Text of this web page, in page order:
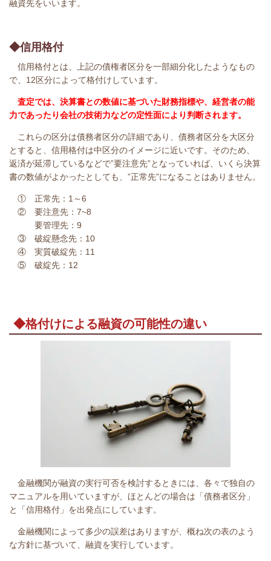
融資先をいいます。
◆信用格付
信用格付とは、上記の債権者区分を一部細分化したようなもの
で、12区分によって格付けしています。
査定では、決算書との数値に基づいた財務指標や、経営者の能
力であったり会社の技術力などの定性面により判断されます。
これらの区分は債務者区分の詳細であり、債務者区分を大区分
とすると、信用格付は中区分のイメージに近いです。そのため、
返済が延滞しているなどで”要注意先”となっていれば、いくら決算
書の数値がよかったとしても、”正常先”になることはありません。
① 正常先：1～6
② 要注意先：7~8
要管理先：9
③ 破綻懸念先：10
④ 実質破綻先：11
⑤ 破綻先：12
◆格付けによる融資の可能性の違い
金融機関が融資の実行可否を検討するときには、各々で独自の
マニュアルを用いていますが、ほとんどの場合は「債務者区分」
と「信用格付」を出発点にしています。
金融機関によって多少の誤差はありますが、概ね次の表のよう
な方針に基づいて、融資を実行しています。